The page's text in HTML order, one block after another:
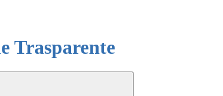
Trasparente